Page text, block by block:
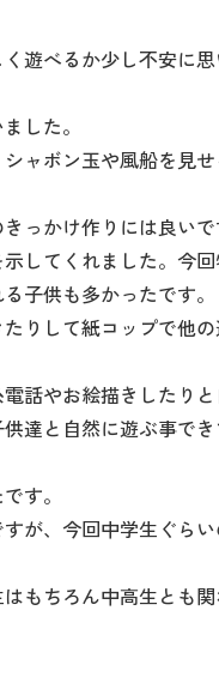
遊べるか少し不安に
した。
ャボン玉や風船を見
っかけ作りには良いで
してくれました。今
子供も多かったです。
りして紙コップで他
話やお絵描きしたり
達と自然に遊ぶ事で
す。
が、今回中学生ぐら
もちろん中高生とも